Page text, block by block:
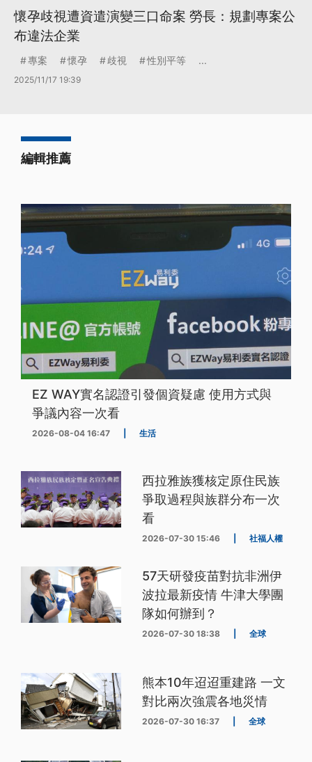
懷孕歧視遭資遣演變三口命案 勞長：規劃專案公
布違法企業
專案 懷孕 歧視 性別平等 ...
2025/11/17 19:39
編輯推薦
EZ WAY實名認證引發個資疑慮 使用方式與
爭議內容一次看
2026-08-04 16:47 生活
西拉雅族獲核定原住民族
爭取過程與族群分布一次
看
2026-07-30 15:46 社福人權
57天研發疫苗對抗非洲伊
波拉最新疫情 牛津大學團
隊如何辦到？
2026-07-30 18:38 全球
熊本10年迢迢重建路 一文
對比兩次強震各地災情
2026-07-30 16:37 全球